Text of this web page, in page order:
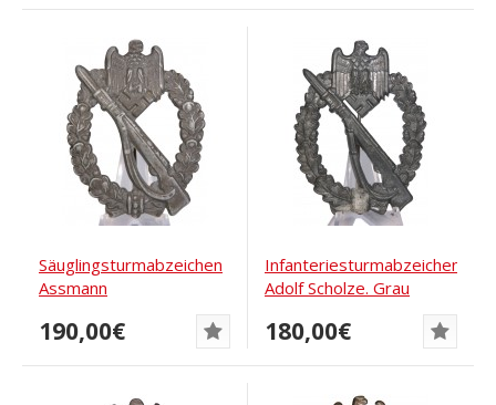
Säuglingsturmabzeichen
Assmann
190,00€
Infanteriesturmabzeichen
Adolf Scholze. Grau
180,00€